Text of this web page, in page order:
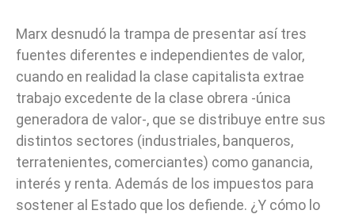
Marx desnudó la trampa de presentar así tres
fuentes diferentes e independientes de valor,
cuando en realidad la clase capitalista extrae
trabajo excedente de la clase obrera -única
generadora de valor-, que se distribuye entre sus
distintos sectores (industriales, banqueros,
terratenientes, comerciantes) como ganancia,
interés y renta. Además de los impuestos para
sostener al Estado que los defiende. ¿Y cómo lo